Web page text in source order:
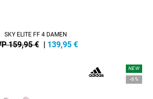
SKY ELITE FF 4 DAMEN
159,95 € | 139,95 €
NEW
-6%